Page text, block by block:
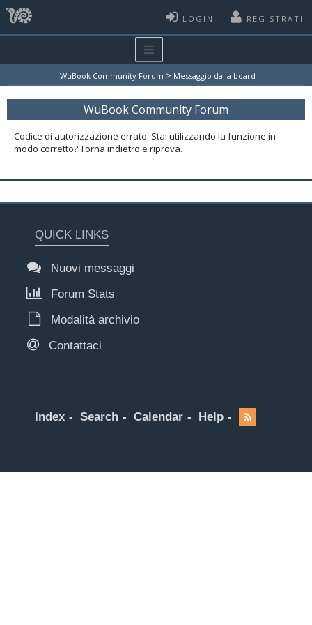
LOGIN REGISTRATI
WuBook Community Forum > Messaggio dalla board
WuBook Community Forum
Codice di autorizzazione errato. Stai utilizzando la funzione in
modo corretto? Torna indietro e riprova.
QUICK LINKS
Nuovi messaggi
Forum Stats
Modalità archivio
Contattaci
Index Search Calendar Help